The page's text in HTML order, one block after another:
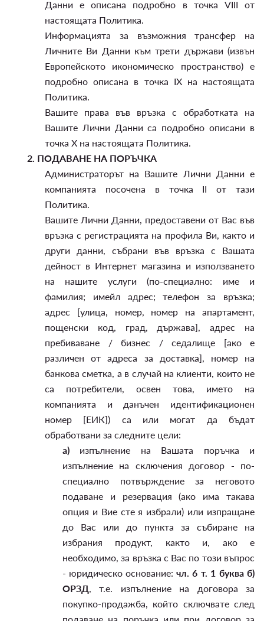
Данни е описана подробно в точка VIII от
настоящата Политика.
Информацията за възможния трансфер на
Личните Ви Данни към трети държави (извън
Европейското икономическо пространство) е
подробно описана в точка IX на настоящата
Политика.
Вашите права във връзка с обработката на
Вашите Лични Данни са подробно описани в
точка X на настоящата Политика.
2. ПОДАВАНЕ НА ПОРЪЧКА
Администраторът на Вашите Лични Данни е
компанията посочена в точка II от тази
Политика.
Вашите Лични Данни, предоставени от Вас във
връзка с регистрацията на профила Ви, както и
други данни, събрани във връзка с Вашата
дейност в Интернет магазина и използването
на нашите услуги (по-специално: име и
фамилия; имейл адрес; телефон за връзка;
адрес [улица, номер, номер на апартамент,
пощенски код, град, държава], адрес на
пребиваване / бизнес / седалище [ако е
различен от адреса за доставка], номер на
банкова сметка, а в случай на клиенти, които не
са потребители, освен това, името на
компанията и данъчен идентификационен
номер [ЕИК]) са или могат да бъдат
обработвани за следните цели:
а) изпълнение на Вашата поръчка и
изпълнение на сключения договор - по-
специално потвърждение за неговото
подаване и резервация (ако има такава
опция и Вие сте я избрали) или изпращане
до Вас или до пункта за събиране на
избрания продукт, както и, ако е
необходимо, за връзка с Вас по този въпрос
- юридическо основание: чл. 6 т. 1 буква б)
ОРЗД, т.е. изпълнение на договора за
покупко-продажба, който сключвате след